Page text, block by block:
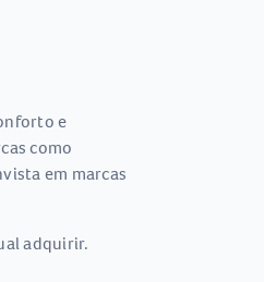
e
como
em marcas
adquirir.